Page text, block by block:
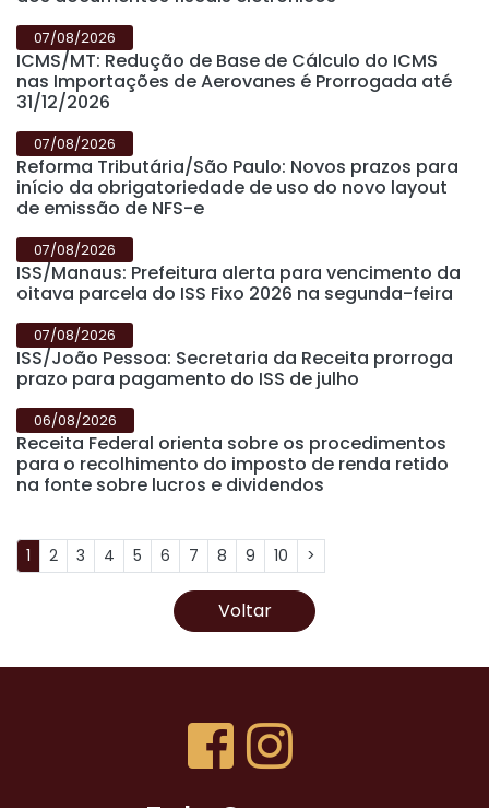
07/08/2026
ICMS/MT: Redução de Base de Cálculo do ICMS
nas Importações de Aerovanes é Prorrogada até
31/12/2026
07/08/2026
Reforma Tributária/São Paulo: Novos prazos para
início da obrigatoriedade de uso do novo layout
de emissão de NFS-e
07/08/2026
ISS/Manaus: Prefeitura alerta para vencimento da
oitava parcela do ISS Fixo 2026 na segunda-feira
07/08/2026
ISS/João Pessoa: Secretaria da Receita prorroga
prazo para pagamento do ISS de julho
06/08/2026
Receita Federal orienta sobre os procedimentos
para o recolhimento do imposto de renda retido
na fonte sobre lucros e dividendos
1 2 3 4 5 6 7 8 9 10 >
Voltar